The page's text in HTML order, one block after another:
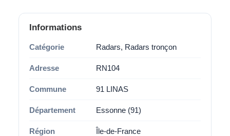
Informations
Catégorie Radars, Radars tronçon
Adresse RN104
Commune 91 LINAS
Département Essonne (91)
Région Île-de-France